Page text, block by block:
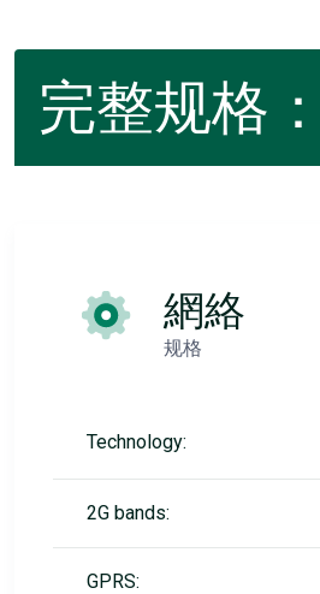
完整规格：
網絡
规格
Technology:
2G bands:
GPRS: